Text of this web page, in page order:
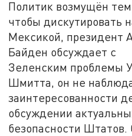
Политик возмущён
чтобы дискутировать
Мексикой, президент
Байден обсуждает с
Зеленским проблемы
Шмитта, он не
заинтересованности
обсуждении
безопасности Штатов.